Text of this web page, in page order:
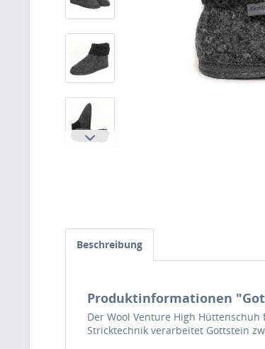
Beschreibung
Produktinformationen
Der Wool Venture High
Stricktechnik verarbeitet Gottstein